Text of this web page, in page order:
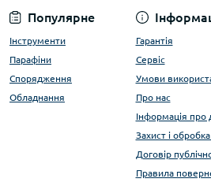
Популярне
Інструменти
Парафіни
Спорядження
Обладнання
Гарантія
Сервіс
Умови
Про нас
Інформація про
Захист і
Договір
Правила